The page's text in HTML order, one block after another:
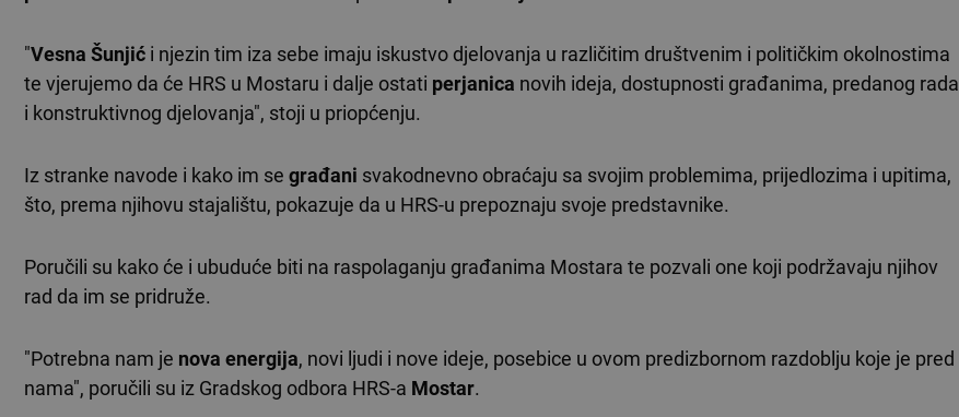
"Vesna Šunjić i njezin tim iza sebe imaju iskustvo djelovanja u različitim društvenim i političkim okolnostima
te vjerujemo da će HRS u Mostaru i dalje ostati perjanica novih ideja, dostupnosti građanima, predanog rada
i konstruktivnog djelovanja", stoji u priopćenju.
Iz stranke navode i kako im se građani svakodnevno obraćaju sa svojim problemima, prijedlozima i upitima,
što, prema njihovu stajalištu, pokazuje da u HRS-u prepoznaju svoje predstavnike.
Poručili su kako će i ubuduće biti na raspolaganju građanima Mostara te pozvali one koji podržavaju njihov
rad da im se pridruže.
"Potrebna nam je nova energija, novi ljudi i nove ideje, posebice u ovom predizbornom razdoblju koje je pred
nama", poručili su iz Gradskog odbora HRS-a Mostar.